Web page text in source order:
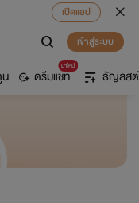
เปิดแอป
เข้าสู่ระบบ
มาใหม่
ดรีมแชท ธัญลิสต์